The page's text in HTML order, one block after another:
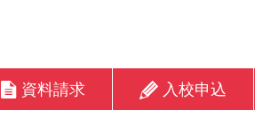
資料請求 入校申込